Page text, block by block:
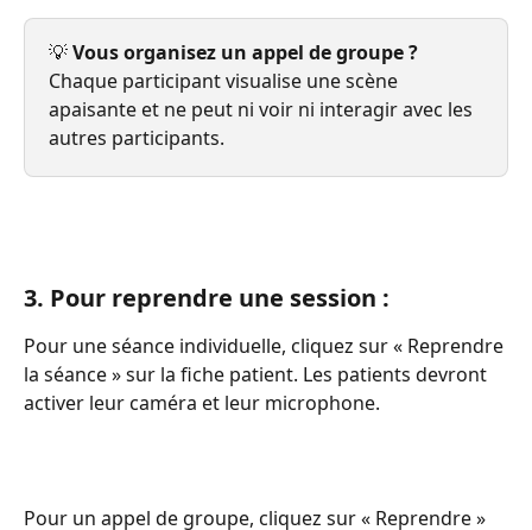
💡 Vous organisez un appel de groupe ?
Chaque participant visualise une scène
apaisante et ne peut ni voir ni interagir avec les
autres participants.
3. Pour reprendre une session :
Pour une séance individuelle, cliquez sur « Reprendre
la séance » sur la fiche patient. Les patients devront
activer leur caméra et leur microphone.
Pour un appel de groupe, cliquez sur « Reprendre »